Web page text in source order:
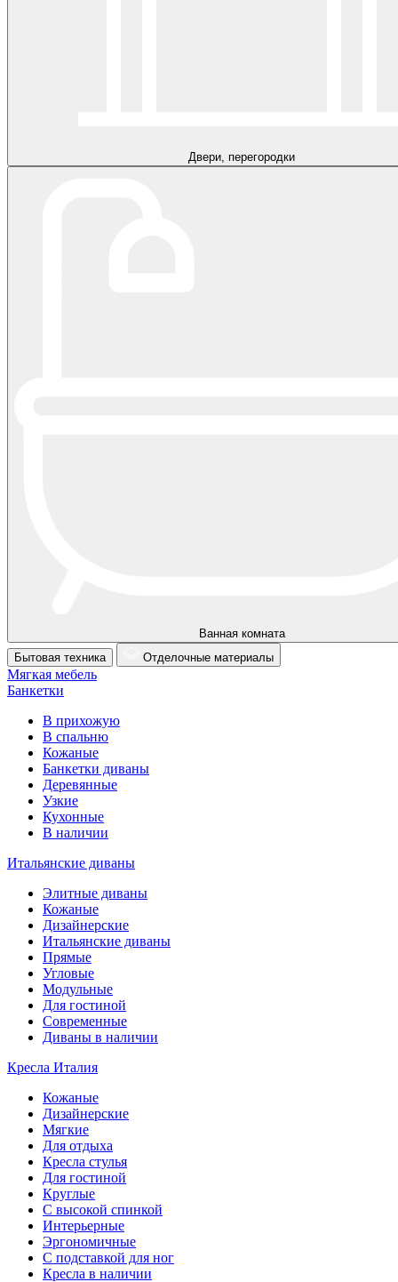
Двери, перегородки
Ванная комната
Бытовая техника
Отделочные материалы
Мягкая мебель
Банкетки
В прихожую
В спальню
Кожаные
Банкетки диваны
Деревянные
Узкие
Кухонные
В наличии
Итальянские диваны
Элитные диваны
Кожаные
Дизайнерские
Итальянские диваны
Прямые
Угловые
Модульные
Для гостиной
Современные
Диваны в наличии
Кресла Италия
Кожаные
Дизайнерские
Мягкие
Для отдыха
Кресла стулья
Для гостиной
Круглые
С высокой спинкой
Интерьерные
Эргономичные
С подставкой для ног
Кресла в наличии